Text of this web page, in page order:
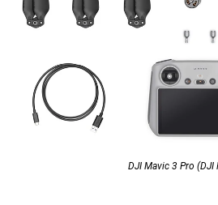
DJI Mavic 3 Pro (DJI